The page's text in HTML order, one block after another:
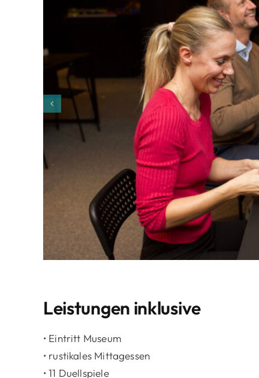
Leistungen inklusive
• Eintritt Museum
• rustikales Mittagessen
• 11 Duellspiele